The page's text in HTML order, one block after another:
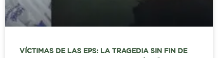
VÍCTIMAS DE LAS EPS: LA TRAGEDIA SIN FIN DE